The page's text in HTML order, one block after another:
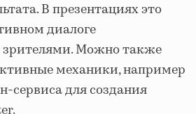
В презентациях это
диалоге
зрителями. Можно также
механики, например
сервиса для создания